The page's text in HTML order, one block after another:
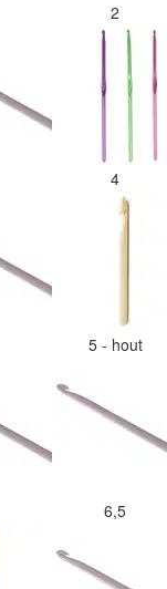
2
4
5 - hout
6,5